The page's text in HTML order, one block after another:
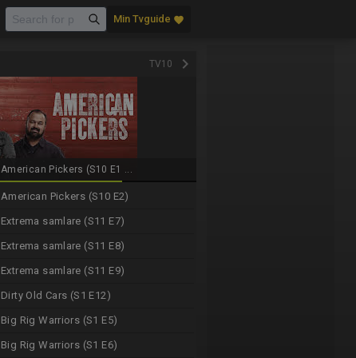
Min Tvguide favorite
TV10 keyboard_arrow_right
American Pickers (S10 E1 ...
American Pickers (S10 E2)
Extrema samlare (S11 E7)
Extrema samlare (S11 E8)
Extrema samlare (S11 E9)
Dirty Old Cars (S1 E12)
Big Rig Warriors (S1 E5)
Big Rig Warriors (S1 E6)